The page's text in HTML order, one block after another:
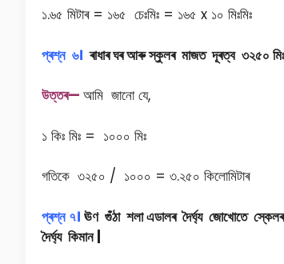
১.৬৫ মিটাৰ = ১৬৫ চেঃমিঃ = ১৬৫ x ১০ মিঃমিঃ
প্ৰশ্ন ৬। ৰাধাৰ ঘৰ আৰু স্কুলৰ মাজত দূৰত্ব ৩২৫০
উত্তৰ— আমি জানো যে,
১ কিঃ মিঃ = ১০০০ মিঃ
গতিকে ৩২৫০ / ১০০০ = ৩.২৫০ কিলোমিটাৰ
প্ৰশ্ন ৭। ঊণ গুঁঠা শলা এডালৰ দৈৰ্ঘ্য জোখোতে
দৈৰ্ঘ্য কিমান |